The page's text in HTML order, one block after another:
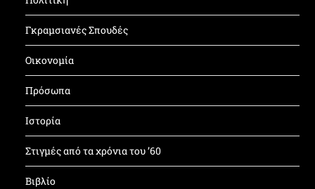
Γκραμσιανές Σπουδές
Οικονομία
Πρόσωπα
Ιστορία
Στιγμές από τα χρόνια του ’60
Βιβλίο